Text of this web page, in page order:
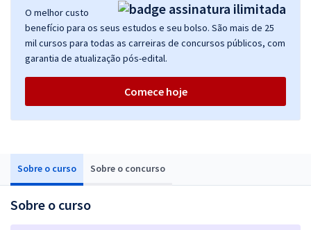
Sobre o curso Sobre o concurso
Sobre o curso
O melhor custo
benefício para os seus estudos e seu bolso. São mais de 25
mil cursos para todas as carreiras de concursos públicos, com
garantia de atualização pós-edital.
Comece hoje